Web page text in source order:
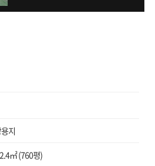
지
㎡(760평)